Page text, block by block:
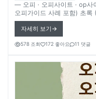
― 오피 · 오피사이트 · op사
오피가이드 사례 포함) 초록 (Abstract) 본 문서
되는 오피사이트(op사이트)
대표적인 플랫폼 사례로 언
이드(OpGuide) 등을 중심으
어떤 방식으로 구성될 수 있는지 살펴본다.
수 있다. 다만 실제 플랫폼
터는 공개되지 않는 경우가
자세히 보기
578 조회 172 좋아요 11 댓글